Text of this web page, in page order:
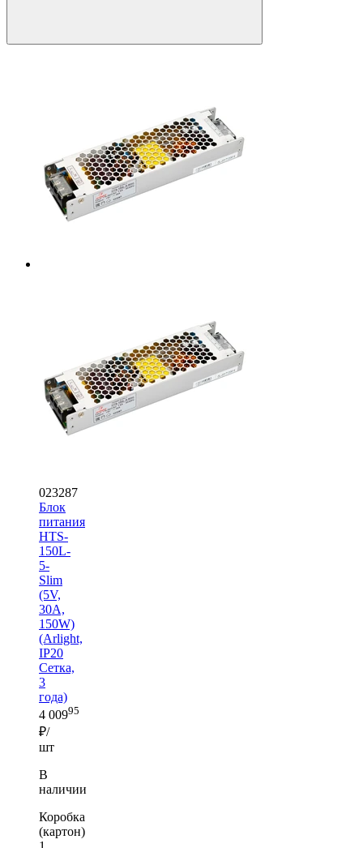
023287
Блок
питания
HTS-
150L-
5-
Slim
(5V,
30A,
150W)
(Arlight,
IP20
Сетка,
3
года)
4 00995
₽/
шт
В
наличии
Коробка
(картон)